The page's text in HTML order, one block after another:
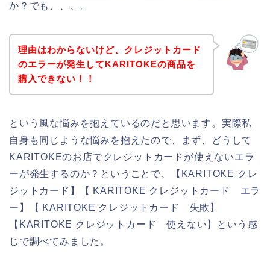
か？でも、、、。
理由はわからないけど、クレジットカード
のエラーが発生してKARITOKEの商品を
購入できない！！
という風な悩みを抱えているのだと思います。実際私
自身も同じような悩みを抱えたので、まず、どうして
KARITOKEのお店でクレジットカードが使えないエラ
ーが発生するのか？ということで、【KARITOKE クレ
ジットカード】【 KARITOKE クレジットカード エラ
ー】【 KARITOKE クレジットカード 失敗】
【KARITOKE クレジットカード 使えない】という感
じで調べてみました。